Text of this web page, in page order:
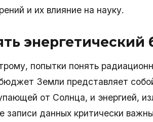
и их влияние на науку.
попытки понять
Земли представляет
от Солнца, и энергией,
записи данных критически